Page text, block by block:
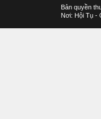
Bản quyền
Nơi: Hội Tụ -